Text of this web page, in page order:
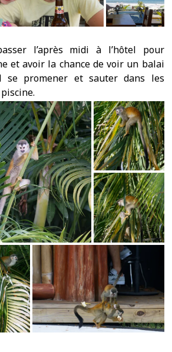
l’après midi à l’hôtel pour
et avoir la chance de voir un balai
se promener et sauter dans les